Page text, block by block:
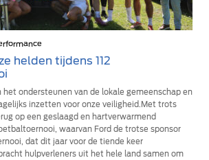
helden tijdens 112
het ondersteunen van de lokale gemeenschap en
inzetten voor onze veiligheid.Met trots
op een geslaagd en hartverwarmend
waarvan Ford de trotse sponsor
dat dit jaar voor de tiende keer
hulpverleners uit het hele land samen om